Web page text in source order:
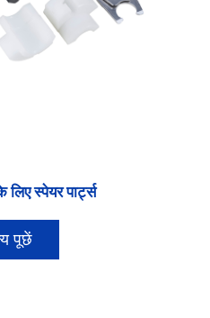
स्पेयर पार्ट्स
पूछें